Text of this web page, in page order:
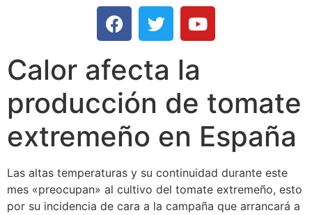
Calor afecta la
producción de tomate
extremeño en España
Las altas temperaturas y su continuidad durante este
mes «preocupan» al cultivo del tomate extremeño, esto
por su incidencia de cara a la campaña que arrancará a